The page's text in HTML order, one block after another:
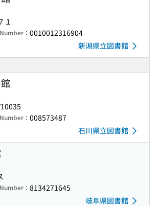
１
： 0010012316904
新潟県立図書館
： 008573487
石川県立図書館
： 8134271645
岐阜県図書館